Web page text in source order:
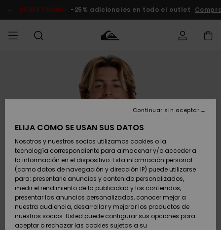
del
DOBLE PROMO -25% adicionales en todo el outlet
Ropa
Zapatos y
chanclas
Surf
Snow
Ropa
Zapatos y
chanclas
Surf
Snow
Shop
Destacados
Snow
SURF
Surf Shop
Hombre
Highlights
Comunidad
SNOW
Tienda
Snow
Hombre
Snow Niños
Tienda
Snow Mujer
Destacados
DOBLE
PROMO
Outlet
Hombre
Outlet
Mujer
Accede a tu
pedido
Envio
Devoluciones
Pago
Tarjeta de
regalo
Quiksilver
Freedom
ELIJA CÓMO SE USAN SUS DATOS
Nosotros y nuestros socios utilizamos cookies o la
tecnología correspondiente para almacenar y/o acceder a
la información en el dispositivo. Esta información personal
(como datos de navegación y dirección IP) puede utilizarse
para: presentarle anuncios y contenido personalizados,
medir el rendimiento de la publicidad y los contenidos,
presentar las anuncios personalizados, conocer mejor a
nuestra audiencia, desarrollar y mejorar los productos de
nuestros socios. Usted puede configurar sus opciones para
aceptar o rechazar las cookies sujetas a su
Continuar sin aceptar